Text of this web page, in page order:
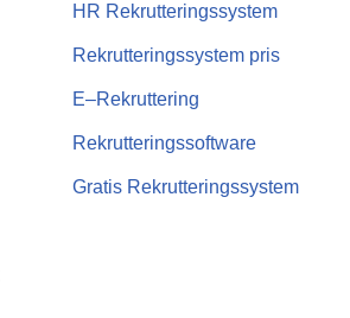
HR Rekrutteringssystem
Rekrutteringssystem pris
E–Rekruttering
Rekrutteringssoftware
Gratis Rekrutteringssystem